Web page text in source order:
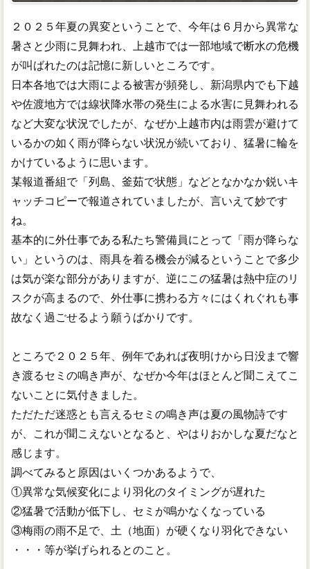
２０２５年夏の異変ということで、今年は６月から異常な
暑さと少雨に見舞われ、上越市では一部地域で断水の危機
が叫ばれたのは記憶に新しいところです。
日本各地では大雨による被害が頻発し、新潟県内でも下越
や佐渡地方では線状降水帯の発生による水害に見舞われる
など大変な状況でしたが、なぜか上越市内は雨雲が避けて
いるかの如く雨が降らない状況が続いており、猛暑に輪を
かけているように思います。
某報道番組で「列島、釜茹で状態」などとなかなか鋭いキ
ャッチコピーで報道されていましたが、言いえて妙です
ね。
基本的に外仕事である私たち警備員にとって「雨が降らな
い」というのは、雨具を着る機会が減るということで多少
は気が楽な部分がありますが、逆にこの猛暑は熱中症のリ
スクが高まるので、外仕事に携わる方々にはくれぐれも事
故なく過ごせるよう願うばかりです。
ところで２０２５年、例年であれば夜明けから日没まで響
き渡るセミの鳴き声が、なぜか今年はほとんど聞こえてこ
ないことに気付きました。
ただただ迷惑とも言えるセミの鳴き声は夏の風物詩です
が、これが聞こえないとなると、やはりおかしな夏だなと
感じます。
調べてみると原因はいくつかあるようで、
①異常な気候変化により羽化のタイミングが遅れた
②猛暑で活動が低下し、セミが鳴かなくなっている
③梅雨の雨不足で、土（地面）が硬くなり羽化できない
・・・等が挙げられるとのこと。